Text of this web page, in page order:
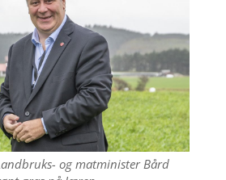
og matminister Bård